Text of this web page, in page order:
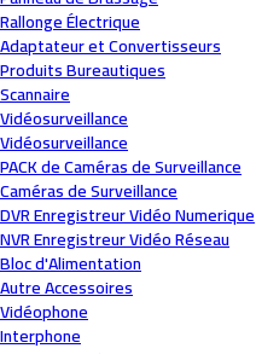
Rallonge Électrique
Adaptateur et Convertisseurs
Produits Bureautiques
Scannaire
Vidéosurveillance
Vidéosurveillance
PACK de Caméras de Surveillance
Caméras de Surveillance
DVR Enregistreur Vidéo Numerique
NVR Enregistreur Vidéo Réseau
Bloc d'Alimentation
Autre Accessoires
Vidéophone
Interphone